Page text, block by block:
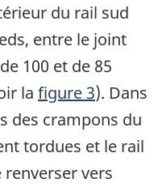
du rail sud
entre le joint
100 et de 85
la figure 3). Dans
des crampons du
tordues et le rail
renverser vers